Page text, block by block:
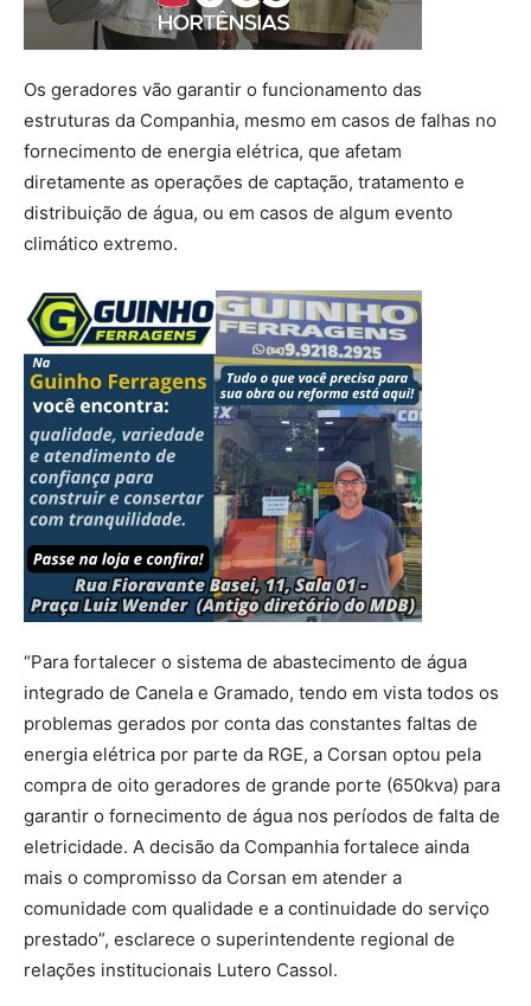
Os geradores vão garantir o funcionamento das
estruturas da Companhia, mesmo em casos de falhas no
fornecimento de energia elétrica, que afetam
diretamente as operações de captação, tratamento e
distribuição de água, ou em casos de algum evento
climático extremo.
“Para fortalecer o sistema de abastecimento de água
integrado de Canela e Gramado, tendo em vista todos os
problemas gerados por conta das constantes faltas de
energia elétrica por parte da RGE, a Corsan optou pela
compra de oito geradores de grande porte (650kva) para
garantir o fornecimento de água nos períodos de falta de
eletricidade. A decisão da Companhia fortalece ainda
mais o compromisso da Corsan em atender a
comunidade com qualidade e a continuidade do serviço
prestado”, esclarece o superintendente regional de
relações institucionais Lutero Cassol.